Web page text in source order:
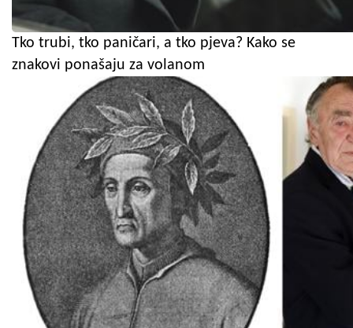
Tko trubi, tko paničari, a tko pjeva? Kako se
znakovi ponašaju za volanom